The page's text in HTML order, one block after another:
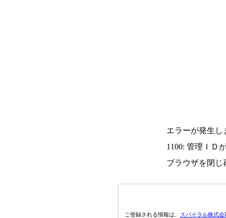
エラーが発生し
1100: 管理ＩＤ
ブラウザを閉じ
ご登録される情報は、 スパイラル株式会